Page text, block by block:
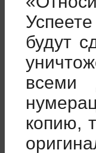
будут
всеми
копию,